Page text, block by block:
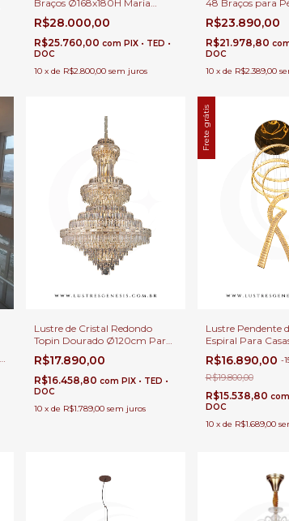
Braços Ø168x180H Maria
Thereza | Cristais
Transparentes | Casas Pé
Direito Duplo
R$28.000,00
R$25.760,00com PIX • TED •
DOC
10 xde R$2.800,00 sem juros
48 Braços para
Duplo
R$23.890,00
R$21.978,80
DOC
10 x de R$2.389,00
Lustre de Cristal Redondo
Topin Dourado Ø120cm Para
Casas Pé Direito Duplo e Alto •
Linha Luxe Glow
R$17.890,00
R$16.458,80com PIX • TED •
DOC
10 xde R$1.789,00 sem juros
Frete grátis
Lustre Pendente
Espiral Para
Duplo e Alto
R$16.890,00 -
R$19.800,00
R$15.538,80 com
DOC
10 x de R$1.689,00